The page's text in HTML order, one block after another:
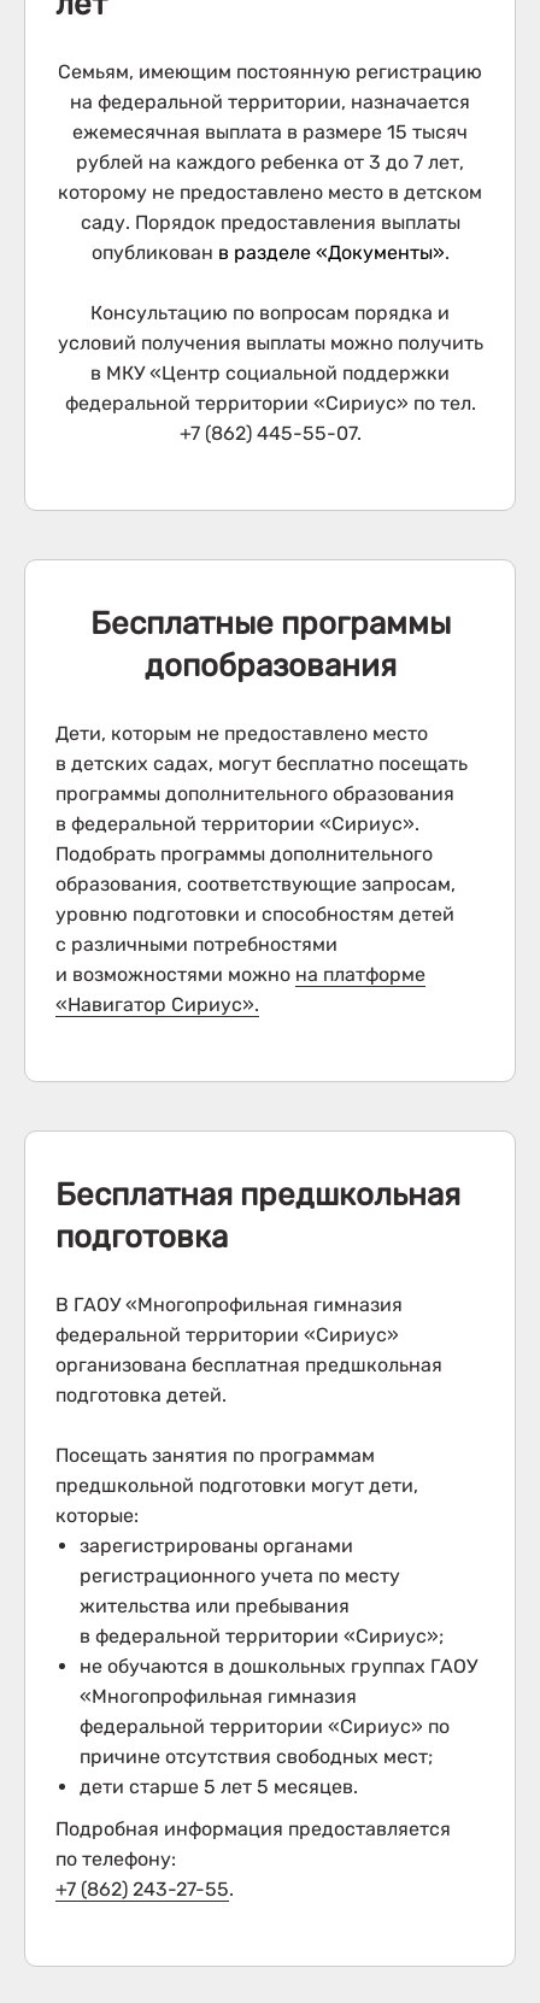
Семьям, имеющим постоянную регистрацию
на федеральной территории, назначается
ежемесячная выплата в размере 15 тысяч
рублей на каждого ребенка от 3 до 7 лет,
которому не предоставлено место в детском
саду. Порядок предоставления выплаты
опубликован в разделе «Документы».
Консультацию по вопросам порядка и
условий получения выплаты можно получить
в МКУ «Центр социальной поддержки
федеральной территории «Сириус» по тел.
+7 (862) 445-55-07.
Бесплатные программы
допобразования
Дети, которым не предоставлено место
в детских садах, могут бесплатно посещать
программы дополнительного образования
в федеральной территории «Сириус».
Подобрать программы дополнительного
образования, соответствующие запросам,
уровню подготовки и способностям детей
с различными потребностями
и возможностями можно на платформе
«Навигатор Сириус».
Бесплатная предшкольная
подготовка
В ГАОУ «Многопрофильная гимназия
федеральной территории «Сириус»
организована бесплатная предшкольная
подготовка детей.
Посещать занятия по программам
предшкольной подготовки могут дети,
которые:
зарегистрированы органами
регистрационного учета по месту
жительства или пребывания
в федеральной территории «Сириус»;
не обучаются в дошкольных группах ГАОУ
«Многопрофильная гимназия
федеральной территории «Сириус» по
причине отсутствия свободных мест;
дети старше 5 лет 5 месяцев.
Подробная информация предоставляется
по телефону:
+7 (862) 243-27-55.